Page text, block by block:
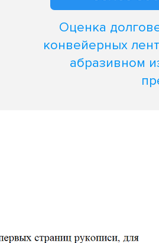
Оценка
конвейерных
абразивном